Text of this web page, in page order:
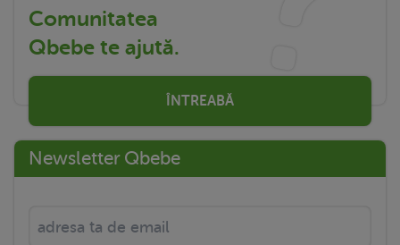
Comunitatea
Qbebe te ajută.
ÎNTREABĂ
Newsletter Qbebe